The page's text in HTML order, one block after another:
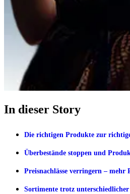
In dieser Story
Die richtigen Produkte zur
Überbestände stoppen und
Preisnachlässe verringern –
Sortimente trotz